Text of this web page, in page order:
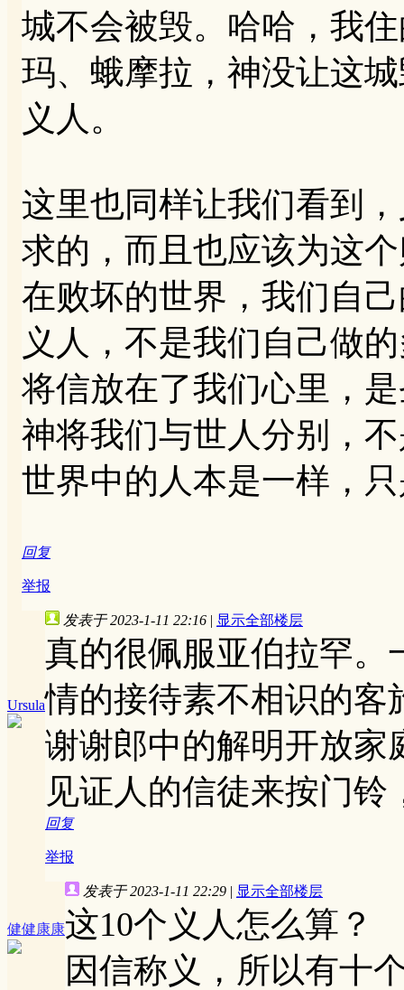
城不会被毁。哈哈，我
玛、蛾摩拉，神没让这
义人。
这里也同样让我们看到
求的，而且也应该为这
在败坏的世界，我们自
义人，不是我们自己做
将信放在了我们心里，
神将我们与世人分别，
世界中的人本是一样，
回复
举报
Ursula
发表于 2023-1-11 22:16 | 显示全部楼层
真的很佩服亚伯拉罕。
情的接待素不相识的客
谢谢郎中的解明开放家
见证人的信徒来按门
回复
举报
健健康康
发表于 2023-1-11 22:29 | 显示全部楼层
这10个义人怎么算？
因信称义，所以有十